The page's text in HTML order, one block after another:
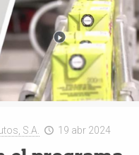
S.A. 19 abr 2024